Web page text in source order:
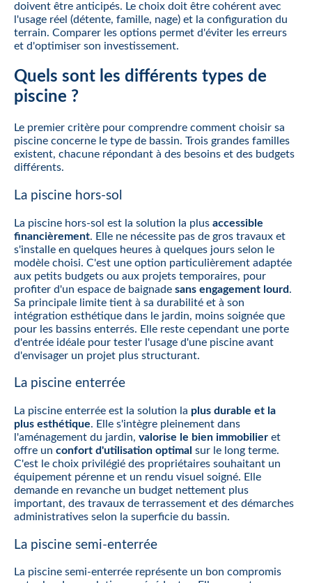
doivent être anticipés. Le choix doit être cohérent avec
l'usage réel (détente, famille, nage) et la configuration du
terrain. Comparer les options permet d'éviter les erreurs
et d'optimiser son investissement.
Quels sont les différents types de
piscine ?
Le premier critère pour comprendre comment choisir sa
piscine concerne le type de bassin. Trois grandes familles
existent, chacune répondant à des besoins et des budgets
différents.
La piscine hors-sol
La piscine hors-sol est la solution la plus accessible
financièrement. Elle ne nécessite pas de gros travaux et
s'installe en quelques heures à quelques jours selon le
modèle choisi. C'est une option particulièrement adaptée
aux petits budgets ou aux projets temporaires, pour
profiter d'un espace de baignade sans engagement lourd.
Sa principale limite tient à sa durabilité et à son
intégration esthétique dans le jardin, moins soignée que
pour les bassins enterrés. Elle reste cependant une porte
d'entrée idéale pour tester l'usage d'une piscine avant
d'envisager un projet plus structurant.
La piscine enterrée
La piscine enterrée est la solution la plus durable et la
plus esthétique. Elle s'intègre pleinement dans
l'aménagement du jardin, valorise le bien immobilier et
offre un confort d'utilisation optimal sur le long terme.
C'est le choix privilégié des propriétaires souhaitant un
équipement pérenne et un rendu visuel soigné. Elle
demande en revanche un budget nettement plus
important, des travaux de terrassement et des démarches
administratives selon la superficie du bassin.
La piscine semi-enterrée
La piscine semi-enterrée représente un bon compromis